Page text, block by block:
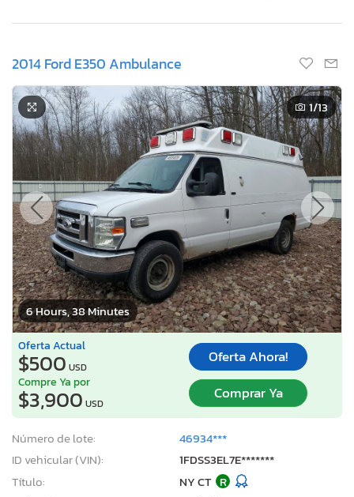
2014 Ford E350 Ambulance
6 Hours, 38 Minutes
1/13
Oferta Actual
$500 USD
Oferta Ahora!
Compre Ya por
$3,900 USD
Comprar Ya
Número de lote:
46934***
ID vehicular (VIN):
1FDSS3EL7E*******
Título:
NY CT R